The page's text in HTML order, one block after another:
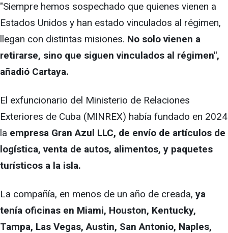
"Siempre hemos sospechado que quienes vienen a
Estados Unidos y han estado vinculados al régimen,
llegan con distintas misiones. No solo vienen a
retirarse, sino que siguen vinculados al régimen",
añadió Cartaya.
El exfuncionario del Ministerio de Relaciones
Exteriores de Cuba (MINREX) había fundado en 2024
la empresa Gran Azul LLC, de envío de artículos de
logística, venta de autos, alimentos, y paquetes
turísticos a la isla.
La compañía, en menos de un año de creada, ya
tenía oficinas en Miami, Houston, Kentucky,
Tampa, Las Vegas, Austin, San Antonio, Naples,